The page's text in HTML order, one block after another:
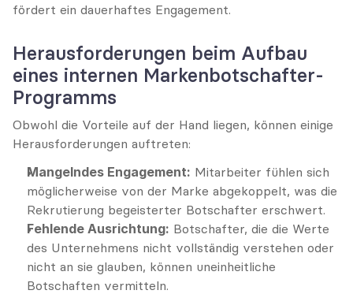
fördert ein dauerhaftes Engagement.
Herausforderungen beim Aufbau
eines internen Markenbotschafter-
Programms
Obwohl die Vorteile auf der Hand liegen, können einige
Herausforderungen auftreten:
Mangelndes Engagement: Mitarbeiter fühlen sich
möglicherweise von der Marke abgekoppelt, was die
Rekrutierung begeisterter Botschafter erschwert.
Fehlende Ausrichtung: Botschafter, die die Werte
des Unternehmens nicht vollständig verstehen oder
nicht an sie glauben, können uneinheitliche
Botschaften vermitteln.